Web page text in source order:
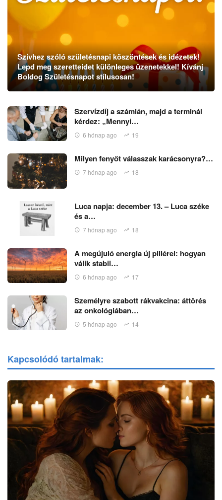
Szívhez szóló születésnapi köszöntések és idézetek!
Lepd meg szeretteidet különleges üzenetekkel! Kívánj
Boldog Születésnapot stílusosan!
Szervízdíj a számlán, majd a terminál
kérdez: „Mennyi…
6 hónap ago 19
Milyen fenyőt válasszak karácsonyra?…
7 hónap ago 18
Luca napja: december 13. – Luca széke
és a…
7 hónap ago 18
A megújuló energia új pillérei: hogyan
válik stabil…
6 hónap ago 17
Személyre szabott rákvakcina: áttörés
az onkológiában…
5 hónap ago 14
Kapcsolódó tartalmak: